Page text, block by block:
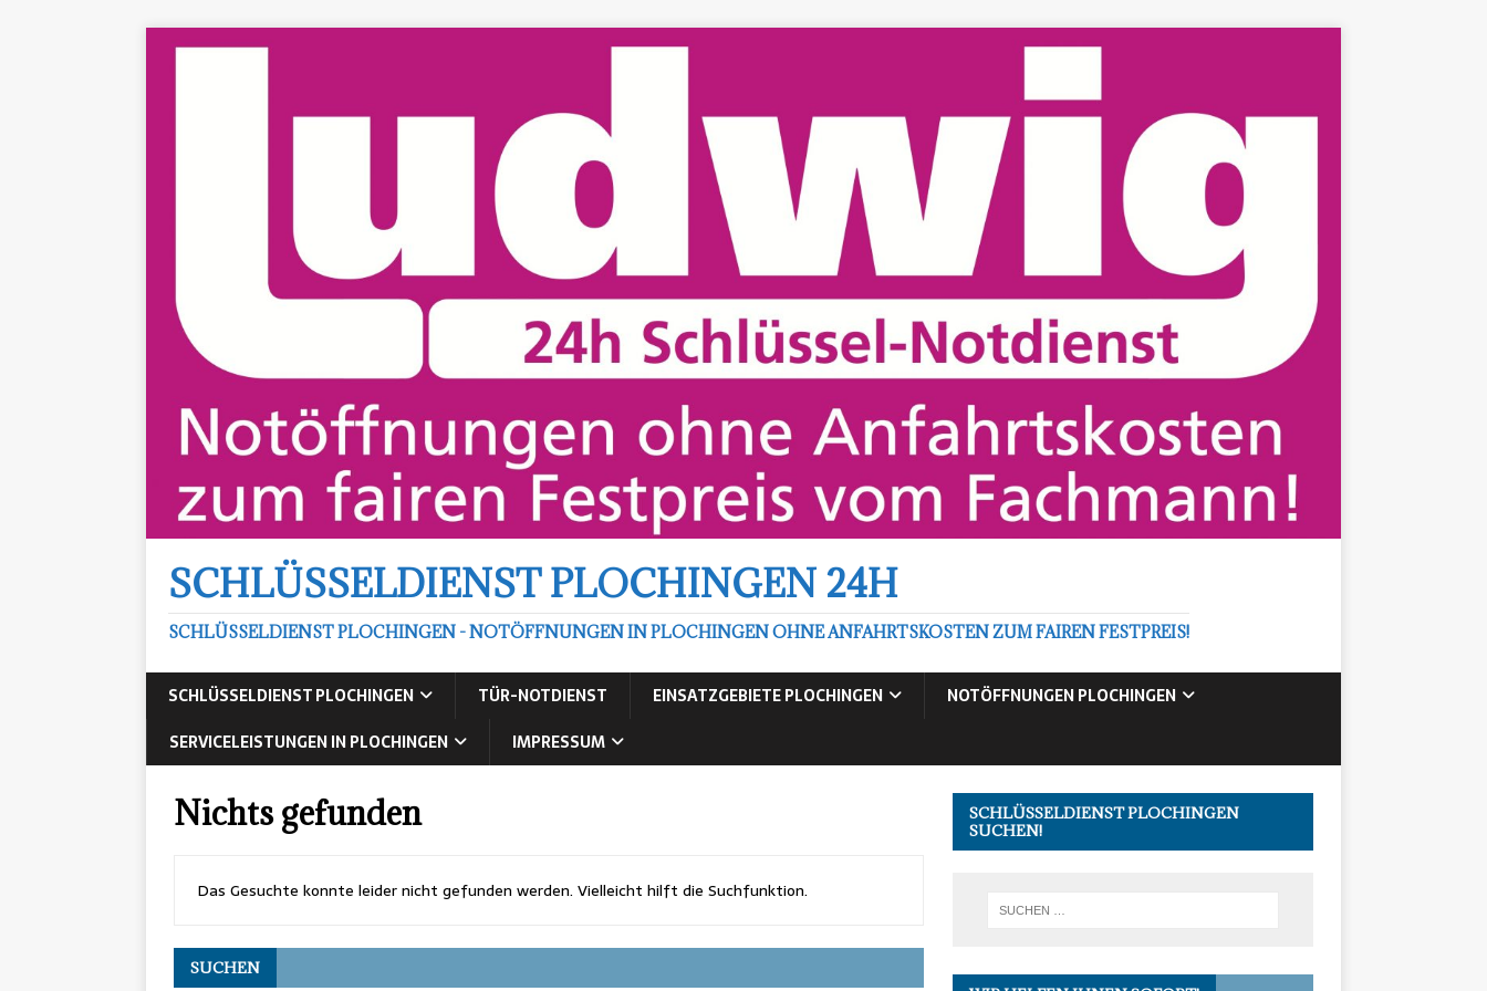
SCHLÜSSELDIENST PLOCHINGEN 24H
SCHLÜSSELDIENST PLOCHINGEN - NOTÖFFNUNGEN IN PLOCHINGEN OHNE ANFAHRTSKOSTEN ZUM FAIREN FESTPREIS!
SCHLÜSSELDIENST PLOCHINGEN TÜR-NOTDIENST EINSATZGEBIETE PLOCHINGEN
NOTÖFFNUNGEN PLOCHINGEN
SERVICELEISTUNGEN IN PLOCHINGEN
IMPRESSUM
Nichts gefunden
Das Gesuchte konnte leider nicht gefunden werden. Vielleicht hilft die Suchfunktion.
SUCHEN
SCHLÜSSELDIENST PLOCHINGEN
SUCHEN!